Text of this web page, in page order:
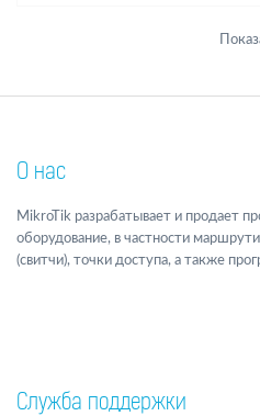
О нас
MikroTik разрабатывает и продает
оборудование, в частности
(свитчи), точки доступа, а также
Служба поддержки